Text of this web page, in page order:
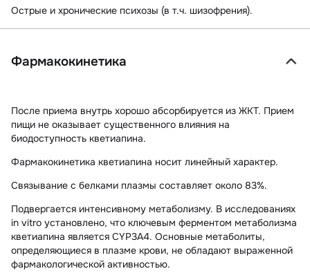
Острые и хронические психозы (в т.ч. шизофрения).
Фармакокинетика
После приема внутрь хорошо абсорбируется из ЖКТ. Прием
пищи не оказывает существенного влияния на
биодоступность кветиапина.
Фармакокинетика кветиапина носит линейный характер.
Связывание с белками плазмы составляет около 83%.
Подвергается интенсивному метаболизму. В исследованиях
in vitro установлено, что ключевым ферментом метаболизма
кветиапина является CYP3A4. Основные метаболиты,
определяющиеся в плазме крови, не обладают выраженной
фармакологической активностью.